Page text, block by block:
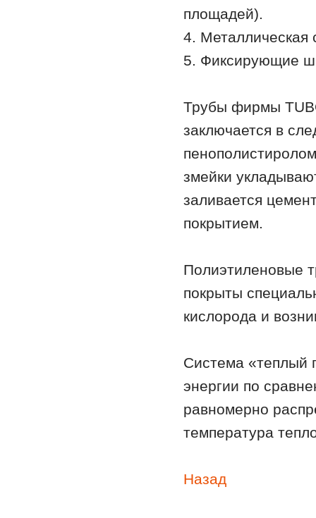
площадей).
4.
5. Фиксирующие
Трубы фирмы
заключается в
змейки
заливается
покрытием.
Полиэтиленовые
покрыты
кислорода и
Система «теплый
энергии по
равномерно
температура
Назад